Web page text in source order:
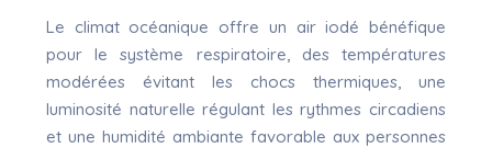
Le climat océanique offre un air iodé bénéfique
pour le système respiratoire, des températures
modérées évitant les chocs thermiques, une
luminosité naturelle régulant les rythmes circadiens
et une humidité ambiante favorable aux personnes